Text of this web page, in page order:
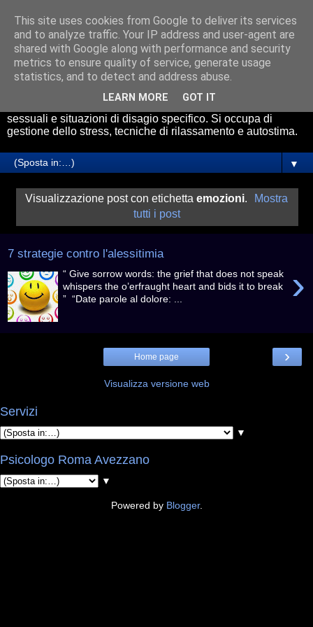
Psicologo Roma Avezzano
Il Dott. Riccardo Cicchetti riceve presso gli studi di
psicologia a Roma e Avezzano. Effettua servizio di
consulenza psicologica online. Esperto nel trattamento di
sessuali e situazioni di disagio specifico. Si occupa di
gestione dello stress, tecniche di rilassamento e autostima.
▼
Visualizzazione post con etichetta emozioni.
Mostra
tutti i post
7 strategie contro l'alessitimia
›
“ Give sorrow words: the grief that does not speak
whispers the o’erfraught heart and bids it to break
” “Date parole al dolore: ...
›
Home page
Visualizza versione web
Servizi
▼
Psicologo Roma Avezzano
▼
Powered by Blogger.
This site uses cookies from Google to deliver its services
and to analyze traffic. Your IP address and user-agent are
shared with Google along with performance and security
metrics to ensure quality of service, generate usage
statistics, and to detect and address abuse.
LEARN MORE GOT IT